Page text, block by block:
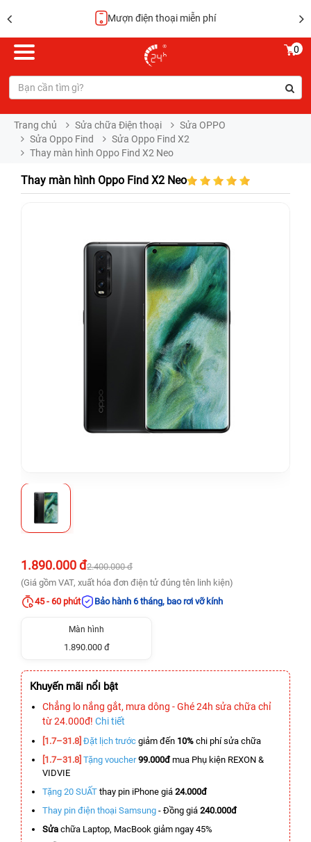
Hoàn tiền 100%
0
Trang chủ Sửa chữa Điện thoại
Sửa OPPO
Sửa Oppo Find
Sửa Oppo Find X2
Thay màn hình Oppo Find X2 Neo
Thay màn hình Oppo Find X2 Neo
1.890.000 đ2.400.000 đ
(Giá gồm VAT, xuất hóa đơn điện tử đúng tên linh kiện)
45 - 60 phút
Bảo hành 6 tháng, bao rơi vỡ kính
Màn hình
1.890.000 đ
Khuyến mãi nổi bật
Chẳng lo nắng gắt, mưa dông - Ghé 24h sửa chữa chỉ
từ 24.000đ! Chi tiết
[1.7–31.8] Đặt lịch trước giảm đến 10% chi phí sửa chữa
[1.7–31.8] Tặng voucher 99.000đmua Phụ kiện REXON &
VIDVIE
Tặng 20 SUẤT thay pin iPhone giá 24.000đ
Thay pin điện thoại Samsung - Đồng giá 240.000đ
Sửa chữa Laptop, MacBook giảm ngay 45%